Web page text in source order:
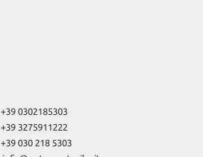
+39 0302185303
+39 3275911222
+39 030 218 5303